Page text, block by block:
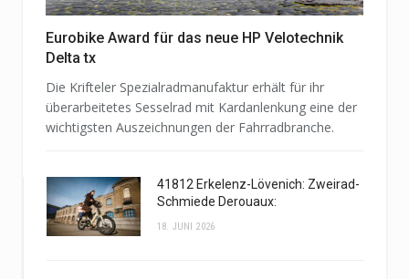
Eurobike Award für das neue HP Velotechnik
Delta tx
Die Krifteler Spezialradmanufaktur erhält für ihr
überarbeitetes Sesselrad mit Kardanlenkung eine der
wichtigsten Auszeichnungen der Fahrradbranche.
41812 Erkelenz-Lövenich: Zweirad-
Schmiede Derouaux:
18. JUNI 2026